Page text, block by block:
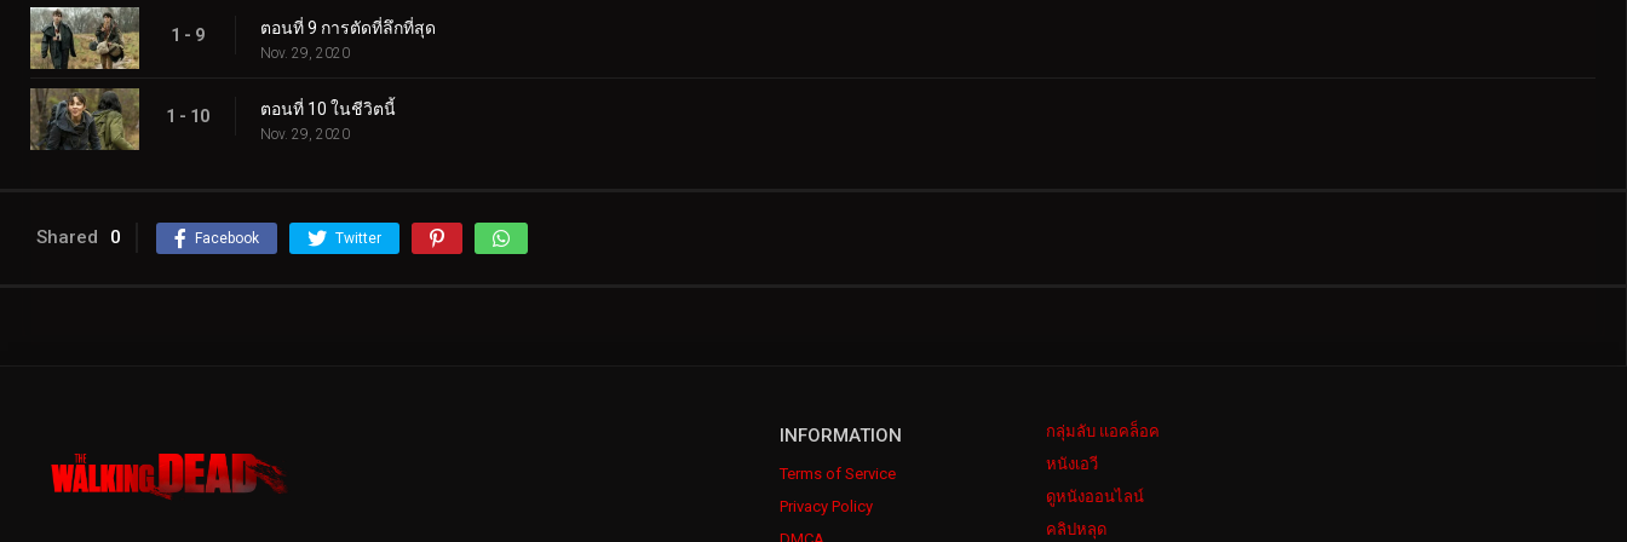
1 - 9 ตอนที่ 9 การตัดที่ลึกที่สุด
Nov. 29, 2020
1 - 10 ตอนที่ 10 ในชีวิตนี้
Nov. 29, 2020
Shared 0 Facebook Twitter
INFORMATION
Terms of Service
Privacy Policy
กลุ่มลับ แอคล็อค
หนังเอวี
ดูหนังออนไลน์
คลิปหลุด